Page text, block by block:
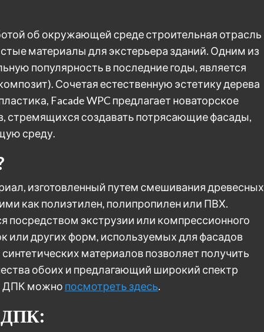
об окружающей среде строительная отрасль
материалы для экстерьера зданий. Одним из
популярность в последние годы, является
Сочетая естественную эстетику дерева
Facade WPC предлагает новаторское
стремящихся создавать потрясающие фасады,
среду.
изготовленный путем смешивания древесных
как полиэтилен, полипропилен или ПВХ.
посредством экструзии или компрессионного
или других форм, используемых для фасадов
материалов позволяет получить
обоих и предлагающий широкий спектр
ДПК можно посмотреть здесь.
ДПК: